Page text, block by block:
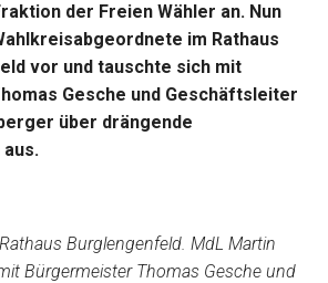
der Freien Wähler an. Nun
im Rathaus
vor und tauschte sich mit
Gesche und Geschäftsleiter
über drängende
Burglengenfeld. MdL Martin
Bürgermeister Thomas Gesche und